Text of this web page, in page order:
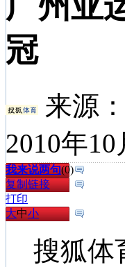
冠
来源：
2010年
我来说两句(0)
复制链接
打印
大中小
搜狐体